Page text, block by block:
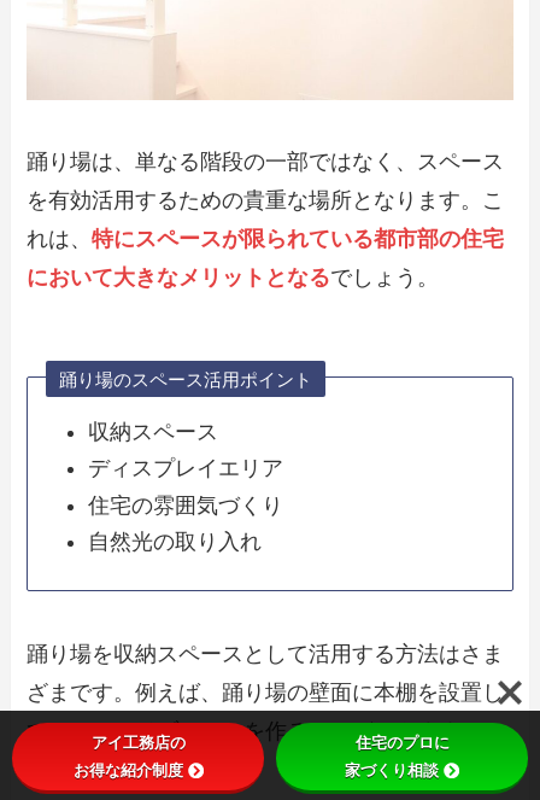
踊り場は、単なる階段の一部ではなく、スペース
を有効活用するための貴重な場所となります。こ
れは、特にスペースが限られている都市部の住宅
において大きなメリットとなるでしょう。
踊り場のスペース活用ポイント
収納スペース
ディスプレイエリア
住宅の雰囲気づくり
自然光の取り入れ
踊り場を収納スペースとして活用する方法はさま
ざまです。例えば、踊り場の壁面に本棚を設置し
て、ミニライブラリーを作ることができます。
アイ工務店の
お得な紹介制度
住宅のプロに
家づくり相談